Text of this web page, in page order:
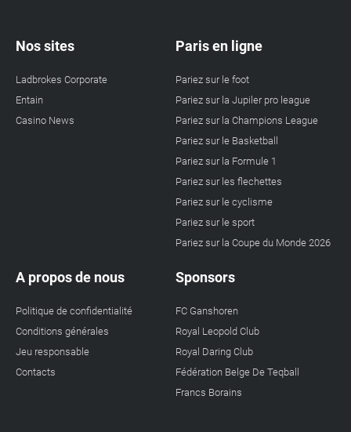
Nos sites
Ladbrokes Corporate
Entain
Casino News
Paris en ligne
Pariez sur le foot
Pariez sur la Jupiler pro league
Pariez sur la Champions League
Pariez sur le Basketball
Pariez sur la Formule 1
Pariez sur les flechettes
Pariez sur le cyclisme
Pariez sur le sport
Pariez sur la Coupe du Monde 2026
A propos de nous
Politique de confidentialité
Conditions générales
Jeu responsable
Contacts
Sponsors
FC Ganshoren
Royal Leopold Club
Royal Daring Club
Fédération Belge De Teqball
Francs Borains